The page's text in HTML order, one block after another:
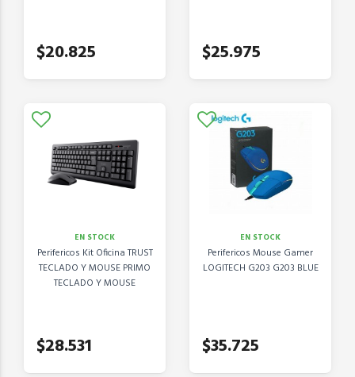
$20.825 $25.975
EN STOCK
Perifericos Kit Oficina TRUST
TECLADO Y MOUSE PRIMO
TECLADO Y MOUSE
$28.531
EN STOCK
Perifericos Mouse Gamer
LOGITECH G203 G203 BLUE
$35.725